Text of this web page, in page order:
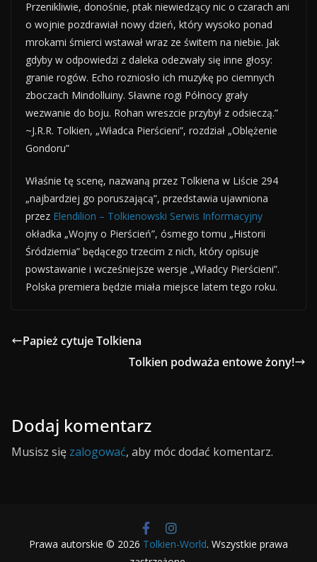
Przenikliwie, donośnie, ptak niewiedzący nic o czarach ani
o wojnie pozdrawiał nowy dzień, który wysoko ponad
mrokami śmierci wstawał wraz ze świtem na niebie. Jak
gdyby w odpowiedzi z daleka odezwały się inne głosy:
granie rogów. Echo rozniosło ich muzykę po ciemnych
zboczach Mindolluiny. Sławne rogi Północy grały
wezwanie do boju. Rohan wreszcie przybył z odsieczą.”
~J.R.R. Tolkien, „Władca Pierścieni”, rozdział „Oblężenie
Gondoru”
Właśnie tę scenę, nazwaną przez Tolkiena w Liście 294
„najbardziej go poruszającą”, przedstawia ujawniona
przez Elendilion – Tolkienowski Serwis Informacyjny
okładka „Wojny o Pierścień”, ósmego tomu „Historii
Śródziemia” będącego trzecim z nich, który opisuje
powstawanie i wcześniejsze wersje „Władcy Pierścieni”.
Polska premiera będzie miała miejsce latem tego roku.
Papież cytuje Tolkiena
Tolkien podważa entowe żony!
Dodaj komentarz
Musisz się zalogować, aby móc dodać komentarz.
Prawa autorskie © 2026 Tolkien-World. Wszystkie prawa